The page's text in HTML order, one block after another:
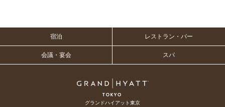
宿泊 レストラン・バー
会議・宴会 スパ
グランドハイアット東京